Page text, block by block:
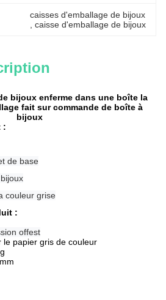
caisses d'emballage de bijoux
caisse d'emballage de bijoux
bijoux enferme dans une boîte la
fait sur commande de boîte à
bijoux
:
de base
couleur grise
:
offest
le papier gris de couleur